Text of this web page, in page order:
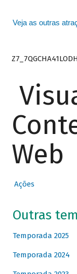
Veja as outras
Web
Ações
Outras
Temporada 2025
Temporada 2024